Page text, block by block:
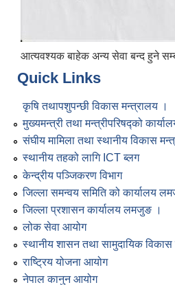
आत्यवश्यक बाहेक अन्य सेवा बन्द हुने
Quick Links
कृषि तथापशुपन्छी विकास मन्त्रालय ।
मुख्यमन्त्री तथा मन्त्रीपरिषद्को
संघीय मामिला तथा स्थानीय विकास
स्थानीय तहको लागि ICT ब्लग
केन्द्रीय पञ्जिकरण विभाग
जिल्ला समन्वय समिति को कार्यालय
जिल्ला प्रशासन कार्यालय लमजुङ ।
लोक सेवा आयोग
स्थानीय शासन तथा सामुदायिक विकास
राष्ट्रिय योजना आयोग
नेपाल कानुन आयोग